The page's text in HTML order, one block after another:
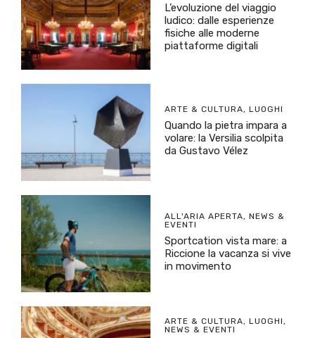
L’evoluzione del viaggio
ludico: dalle esperienze
fisiche alle moderne
piattaforme digitali
ARTE & CULTURA, LUOGHI
Quando la pietra impara a
volare: la Versilia scolpita
da Gustavo Vélez
ALL'ARIA APERTA, NEWS &
EVENTI
Sportcation vista mare: a
Riccione la vacanza si vive
in movimento
ARTE & CULTURA, LUOGHI ,
NEWS & EVENTI